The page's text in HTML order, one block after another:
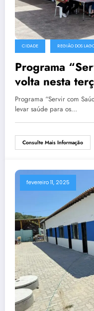
CIDADE REGIÃO DOS
Programa
volta nesta
Programa “Servir com
levar saúde para os…
Consulte Mais Informação
fevereiro 11, 2025